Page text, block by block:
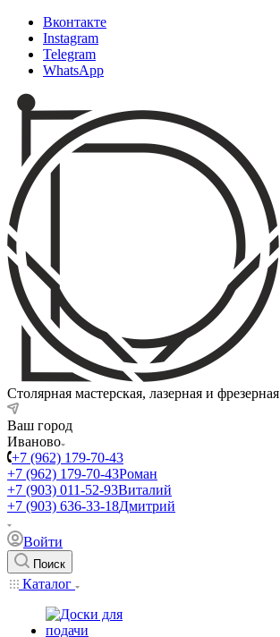
Вконтакте
Instagram
Telegram
WhatsApp
Столярная мастерская, лазерная и фрезерная
Ваш город
Иваново
+7 (962) 179-70-43
+7 (962) 179-70-43Роман
+7 (903) 011-52-93Виталий
+7 (903) 636-33-18Дмитрий
Войти
Поиск
Каталог